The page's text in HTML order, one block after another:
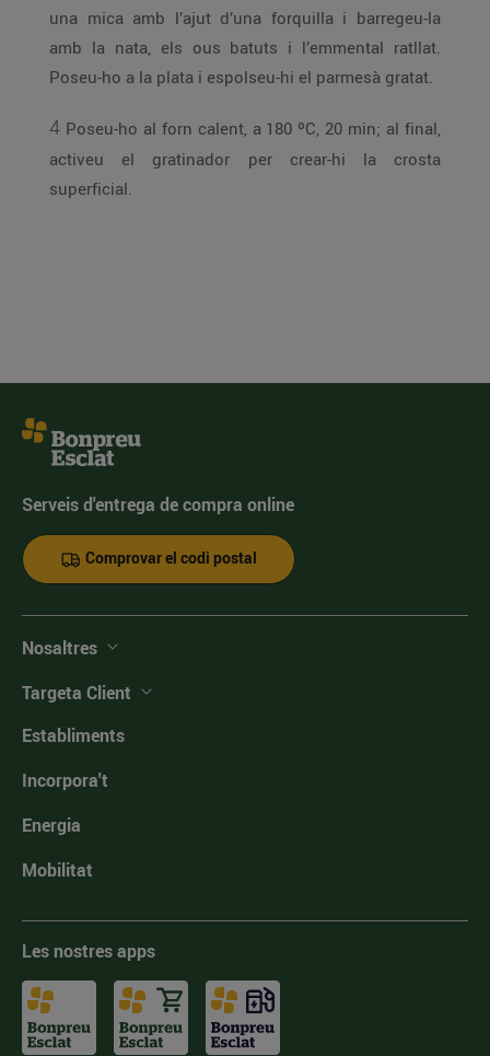
una mica amb l’ajut d’una forquilla i barregeu-la
amb la nata, els ous batuts i l’emmental ratllat.
Poseu-ho a la plata i espolseu-hi el parmesà gratat.
4 Poseu-ho al forn calent, a 180 ºC, 20 min; al final,
activeu el gratinador per crear-hi la crosta
superficial.
Serveis d'entrega de compra online
Comprovar el codi postal
Nosaltres
Targeta Client
Establiments
Incorpora't
Energia
Mobilitat
Les nostres apps